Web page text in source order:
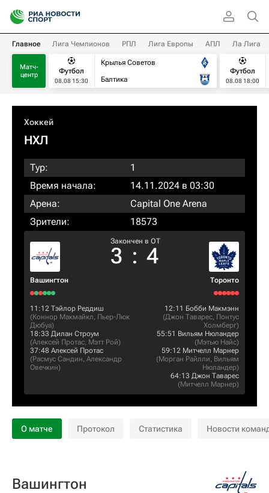
Главное Лига Чемпионов РПЛ Лига Европы АПЛ Ла Лига
Матч-
центр
Футбол
08.08 15:30
Крылья Советов
Балтика
Футбол
08.08 18:00
Хоккей
НХЛ
Тур:
1
Время начала:
14.11.2024 в 03:30
Арена:
Capital One Arena
Зрители:
18573
Вашингтон
Закончен в OT
3 : 4
Торонто
11:12 Тэйлор Реддиш
(Коннор Макмайкл, Пьер-Люк
Дюбуа)
18:33 Дилан Строум
(Алексей Протас, Мэтт Рой)
37:48 Алексей Протас
(Расмус Сандин, Александр
Овечкин)
12:11 Бобби Макмэнн
(Джон Таварес, Понтус
Холмберг)
55:51 Вильям Нюландер
(Мэтью Найс)
59:12 Митчелл Марнер
(Морган Райлли, Вильям
Нюландер)
64:13 Джон Таварес
(Митчелл Марнер)
О матче Протокол Статистика Новости
Вашингтон